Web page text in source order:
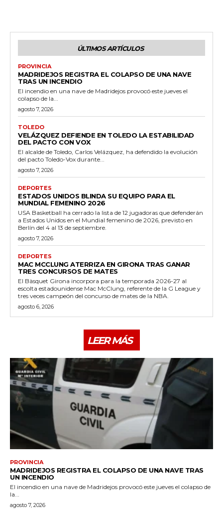
ÚLTIMOS ARTÍCULOS
PROVINCIA
MADRIDEJOS REGISTRA EL COLAPSO DE UNA NAVE
TRAS UN INCENDIO
El incendio en una nave de Madridejos provocó este jueves el
colapso de la...
agosto 7, 2026
TOLEDO
VELÁZQUEZ DEFIENDE EN TOLEDO LA ESTABILIDAD
DEL PACTO CON VOX
El alcalde de Toledo, Carlos Velázquez, ha defendido la evolución
del pacto Toledo-Vox durante...
agosto 7, 2026
DEPORTES
ESTADOS UNIDOS BLINDA SU EQUIPO PARA EL
MUNDIAL FEMENINO 2026
USA Basketball ha cerrado la lista de 12 jugadoras que defenderán
a Estados Unidos en el Mundial femenino de 2026, previsto en
Berlín del 4 al 13 de septiembre.
agosto 7, 2026
DEPORTES
MAC MCCLUNG ATERRIZA EN GIRONA TRAS GANAR
TRES CONCURSOS DE MATES
El Bàsquet Girona incorpora para la temporada 2026-27 al
escolta estadounidense Mac McClung, referente de la G League y
tres veces campeón del concurso de mates de la NBA.
agosto 6, 2026
LEER MÁS
PROVINCIA
MADRIDEJOS REGISTRA EL COLAPSO DE UNA NAVE TRAS
UN INCENDIO
El incendio en una nave de Madridejos provocó este jueves el colapso de
la...
agosto 7, 2026